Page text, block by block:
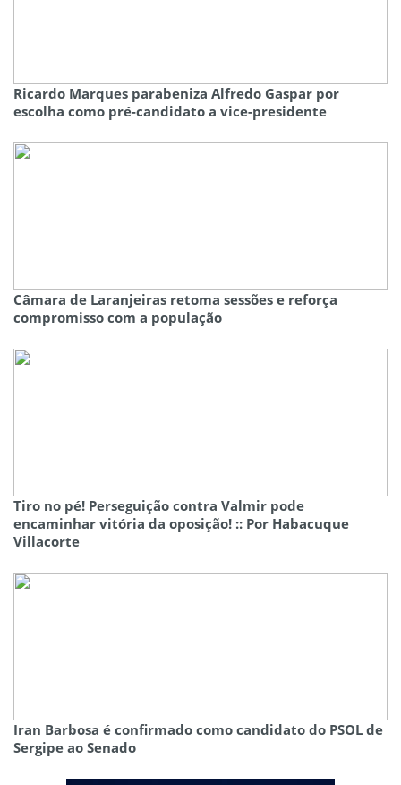
Ricardo Marques parabeniza Alfredo Gaspar por
escolha como pré-candidato a vice-presidente
Câmara de Laranjeiras retoma sessões e reforça
compromisso com a população
Tiro no pé! Perseguição contra Valmir pode
encaminhar vitória da oposição! :: Por Habacuque
Villacorte
Iran Barbosa é confirmado como candidato do PSOL de
Sergipe ao Senado